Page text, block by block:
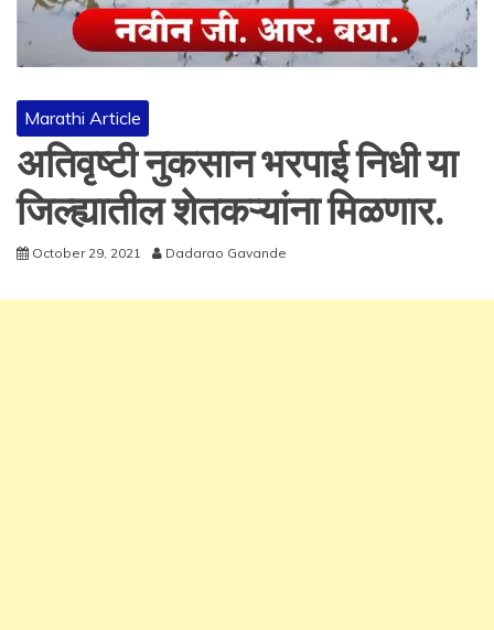
Marathi Article
अतिवृष्टी नुकसान भरपाई निधी या
जिल्ह्यातील शेतकऱ्यांना मिळणार.
October 29, 2021 Dadarao Gavande